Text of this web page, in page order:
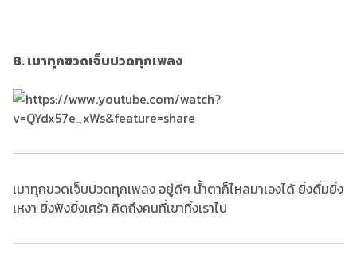
8. เมาทุกขวดเจ็บปวดทุกเพลง
เมาทุกขวดเจ็บปวดทุกเพลง อยู่ดีๆ น้ำตาก็ไหลมาเองได้ ยิ่งดื่มยิ่ง
เหงา ยิ่งฟังยิ่งเศร้า คิดถึงคนที่เขาทิ้งเราไป